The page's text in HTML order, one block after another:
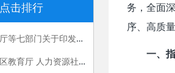
务，全面
序、高质
一、
点击排行
湖北省教育厅等七部门关于印发《2019年湖北省高职扩招专项工作方案》的通知
内蒙古自治区教育厅 人力资源社会保障厅 农牧厅 退役军人事务厅关于印发《内蒙古自治区落实2019年高职扩招任务实施方案》的通知